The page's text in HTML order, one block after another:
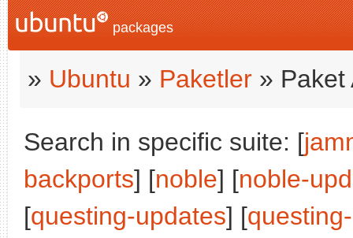
packages
» Ubuntu » Paketler » Paket
Search in specific suite: [
backports] [noble] [noble-
[questing-updates] [